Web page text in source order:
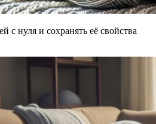
с нуля и сохранять её свойства